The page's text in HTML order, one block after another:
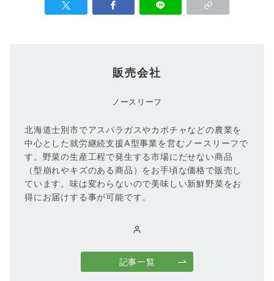
販売会社
ノースリーフ
北海道士別市でアスパラガスやカボチャなどの農業を
中心とした就労継続支援A型事業を営むノースリーフで
す。野菜の生産工程で発生する市場にだせない商品
（型崩れやキズのある商品）をお手頃な価格で販売し
ています。味は変わらないので美味しい新鮮野菜をお
得にお届けする事が可能です。
記事一覧